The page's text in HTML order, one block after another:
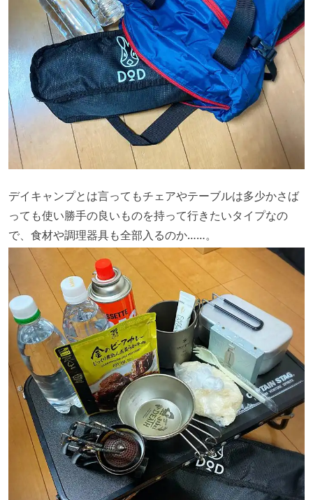
デイキャンプとは言ってもチェアやテーブルは多少かさば
っても使い勝手の良いものを持って行きたいタイプなの
で、食材や調理器具も全部入るのか……。